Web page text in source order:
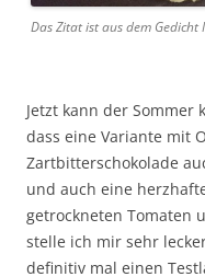
Das Zitat ist aus dem
Jetzt kann der
dass eine Variante mit
Zartbitterschokolade
und auch eine
getrockneten Tomaten
stelle ich mir sehr
definitiv mal einen